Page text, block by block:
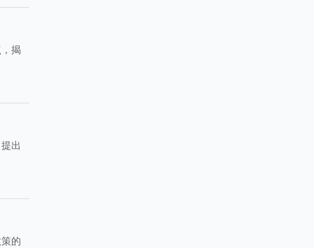
揭
出
的